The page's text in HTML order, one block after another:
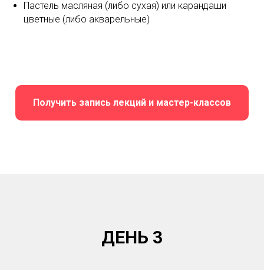
Пастель масляная (либо сухая) или карандаши
цветные (либо акварельные)
Получить запись лекций и мастер-классов
ДЕНЬ 3